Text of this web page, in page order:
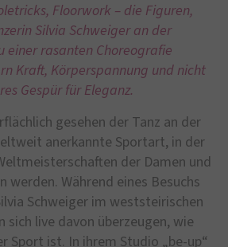
Floorwork – die Figuren,
Silvia Schweiger an der
einer rasanten Choreografie
Kraft, Körperspannung und nicht
Gespür für Eleganz.
gesehen der Tanz an der
anerkannte Sportart, in der
der Damen und
werden. Während eines Besuchs
Schweiger im weststeirischen
sich live davon überzeugen, wie
Sport ist. In ihrem Studio „be-up“